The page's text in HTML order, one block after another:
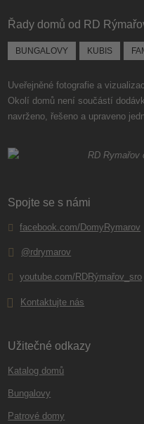
odeslat.
Řady domů od RD
BUNGALOVY KUBIS
Uveřejněné fotografie a
Okolí domů není součástí
navrženo, řešeno a upraveno
Spojte se s námi
facebook.com/DomyRymarov
@rdrymarov
youtube.com/RDRýmařov_sro
Kontaktujte nás
Užitečné odkazy
Katalog domů
Bungalovy
Patrové domy